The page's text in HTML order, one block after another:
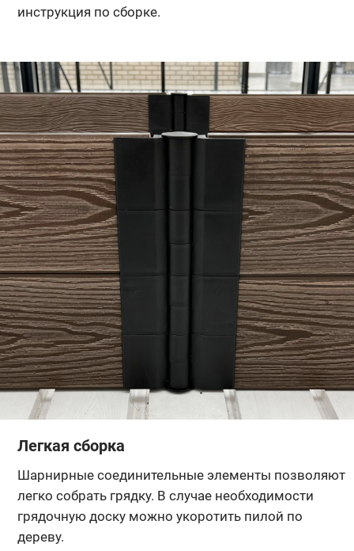
инструкция по сборке.
Легкая сборка
Шарнирные соединительные элементы позволяют
легко собрать грядку. В случае необходимости
грядочную доску можно укоротить пилой по
дереву.